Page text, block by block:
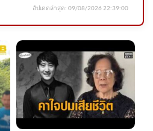
กรมอุทยานแห่งชาติ สัตว์ป่า
อัปเดตล่าสุด: 09/08/2026 22:39:00